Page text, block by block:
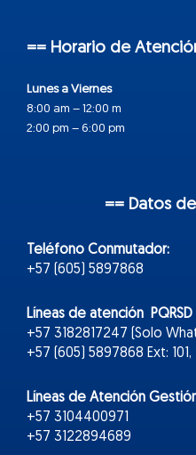
== Horario de
Lunes a Viernes
8:00 am – 12:00 m
2:00 pm – 6:00 pm
== Datos
Teléfono Conmutador:
+57 (605) 5897868
Líneas de atención PQRSD
+57 3182817247 (Solo
+57 (605) 5897868 Ext: 101,
Líneas de Atención
+57 3104400971
+57 3122894689